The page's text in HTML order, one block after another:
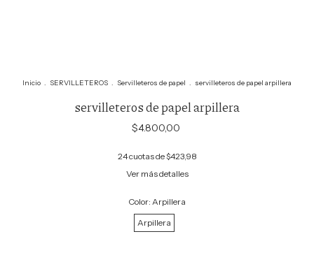
Inicio . SERVILLETEROS . Servilleteros de papel . servilleteros de papel arpillera
servilleteros de papel arpillera
$4.800,00
24cuotas de$423,98
Ver más detalles
Color: Arpillera
Arpillera